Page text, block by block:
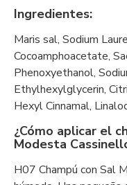
Ingredientes:
Maris sal, Sodium
Cocoamphoacetate,
Phenoxyethanol,
Ethylhexylglycerin,
Hexyl Cinnamal,
¿Cómo aplicar el
Modesta
H07 Champú con Sal